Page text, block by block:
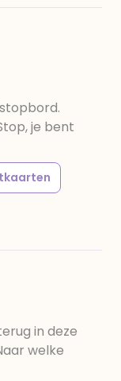
je bent
in deze
welke